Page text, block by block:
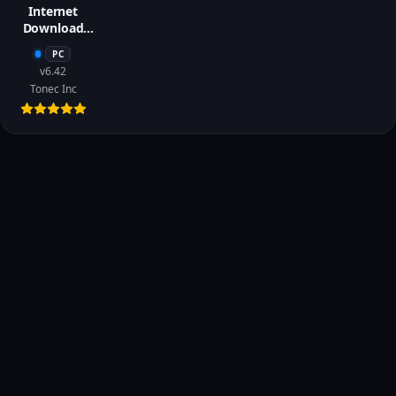
Internet
Download
Manager
(IDM)
PC
v6.42
Tonec Inc